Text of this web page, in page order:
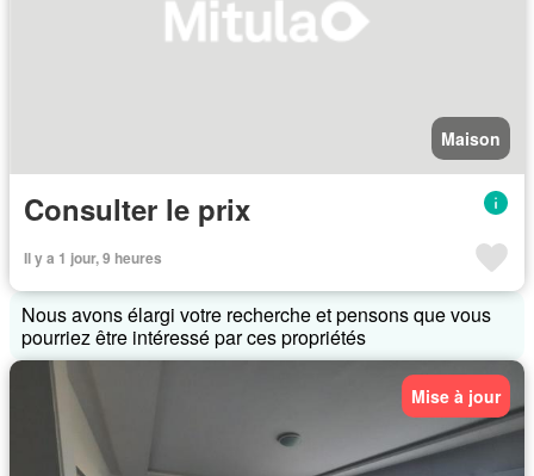
Maison
Consulter le prix
Il y a 1 jour, 9 heures
Nous avons élargi votre recherche et pensons que vous
pourriez être intéressé par ces propriétés
Mise à jour